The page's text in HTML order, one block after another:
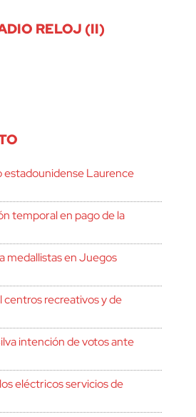
RELOJ (II)
estadounidense Laurence
temporal en pago de la
medallistas en Juegos
centros recreativos y de
intención de votos ante
eléctricos servicios de